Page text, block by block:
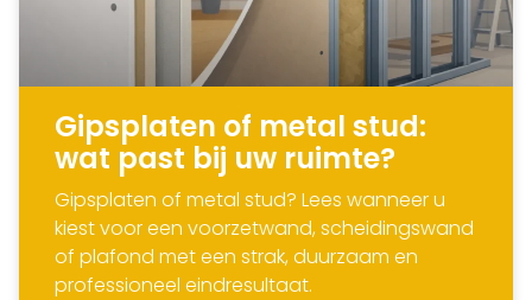
Gipsplaten of metal stud:
wat past bij uw ruimte?
Gipsplaten of metal stud? Lees wanneer u
kiest voor een voorzetwand, scheidingswand
of plafond met een strak, duurzaam en
professioneel eindresultaat.